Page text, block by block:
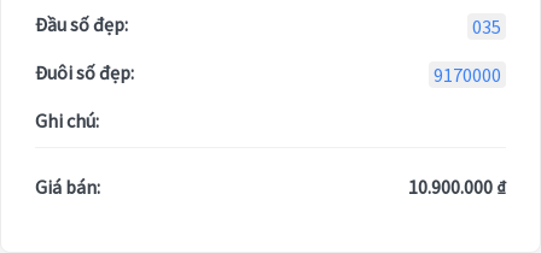
Đầu số đẹp:
035
Đuôi số đẹp:
9170000
Ghi chú:
Giá bán: 10.900.000 ₫